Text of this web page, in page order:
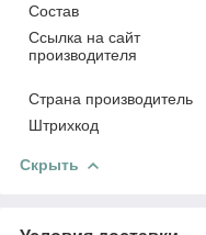
Состав
Ссылка на сайт
производителя
Страна производитель
Штрихкод
Скрыть